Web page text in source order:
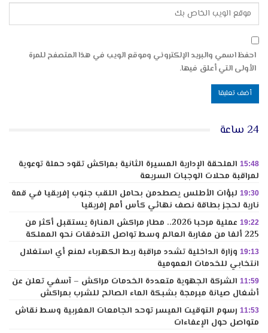
احفظ اسمي والبريد الإلكتروني وموقع الويب في هذا المتصفح للمرة
الأولى التي أعلق فيها.
24 ساعة
15:48 الملحقة الإدارية المسيرة الثانية بمراكش تقود حملة توعوية
لمراقبة محلات الوجبات السريعة
19:30 لبؤات الأطلس يصطدمن بحامل اللقب جنوب إفريقيا في قمة
نارية لحجز بطاقة نصف نهائي كأس أمم إفريقيا
19:22
عملية مرحبا 2026.. مطار مراكش المنارة يستقبل أكثر من
225 ألفا من مغاربة العالم وسط تواصل التدفقات نحو المملكة
19:13 وزارة الداخلية تشدد مراقبة ربط الكهرباء لمنع أي استغلال
انتخابي للخدمات العمومية
11:59 الشركة الجهوية متعددة الخدمات مراكش – آسفي تعلن عن
أشغال صيانة مبرمجة بشبكة الماء الصالح للشرب بمراكش
11:53 رسوم التوقيت الميسر توحد الجامعات المغربية وسط نقاش
متواصل حول الإعفاءات